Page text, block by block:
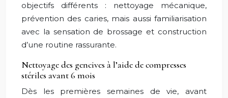
objectifs différents : nettoyage mécanique,
prévention des caries, mais aussi familiarisation
avec la sensation de brossage et construction
d’une routine rassurante.
Nettoyage des gencives à l’aide de compresses
stériles avant 6 mois
Dès les premières semaines de vie, avant